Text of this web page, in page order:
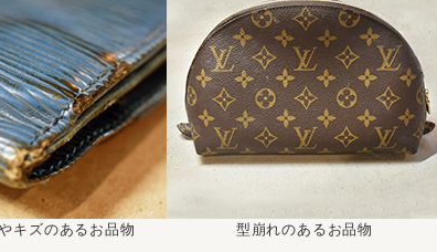
キズのあるお品物 型崩れのあるお品物